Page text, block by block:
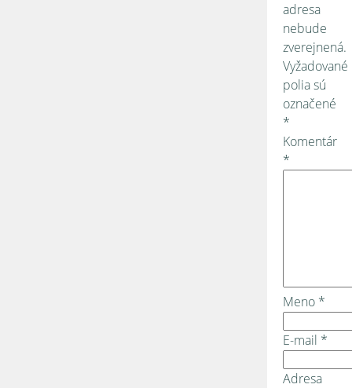
adresa
nebude
zverejnená.
Vyžadované
polia sú
označené
*
Komentár
*
Meno *
E-mail *
Adresa